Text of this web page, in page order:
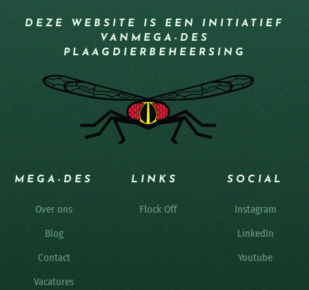
DEZE WEBSITE IS EEN INITIATIEF
VAN MEGA-DES
PLAAGDIERBEHEERSING
MEGA-DES
Over ons
Blog
Contact
Vacatures
LINKS
Flock Off
SOCIAL
Instagram
LinkedIn
Youtube